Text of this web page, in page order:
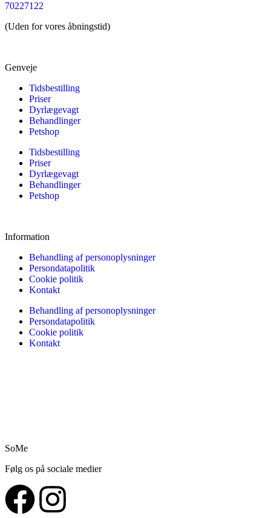
70227122
(Uden for vores åbningstid)
Genveje
Tidsbestilling
Priser
Dyrlægevagt
Behandlinger
Petshop
Tidsbestilling
Priser
Dyrlægevagt
Behandlinger
Petshop
Information
Behandling af personoplysninger
Persondatapolitik
Cookie politik
Kontakt
Behandling af personoplysninger
Persondatapolitik
Cookie politik
Kontakt
SoMe
Følg os på sociale medier